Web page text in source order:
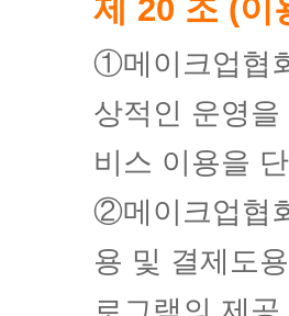
제 20 조 (이
①메이크업협
상적인 운영
비스 이용을
②메이크업협
용 및 결제도